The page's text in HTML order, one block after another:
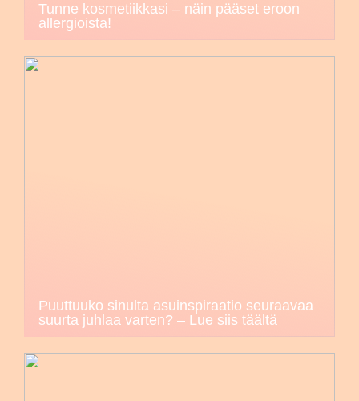
Tunne kosmetiikkasi – näin pääset eroon
allergioista!
Puuttuuko sinulta asuinspiraatio seuraavaa
suurta juhlaa varten? – Lue siis täältä